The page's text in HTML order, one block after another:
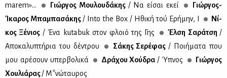
marem»...
Γιώρ­γος Μου­λου­δά­κης / Να εί­σαι εκεί
Γιώρ­γος-
Ίκα­ρος Μπα­μπα­σά­κης / Into the Box / Ηθι­κή τού Ερή­μην, Ι
Νί­
κος Ξέ­νιος / Ένα kutabuk στον φλοιό της Γης Έλ­ση Σα­ρά­τση /
Απο­κα­λυ­πτή­ρια του δέ­ντρου
Σά­κης Σε­ρέ­φας / Ποι­ή­μα­τα που
μου αρέ­σουν υπερ­βο­λι­κά
Δρά­χου Χού­δρα / Ύπνος
Γιώρ­γος
Χου­λιά­ρας/ Μ*νώ­ταυ­ρος